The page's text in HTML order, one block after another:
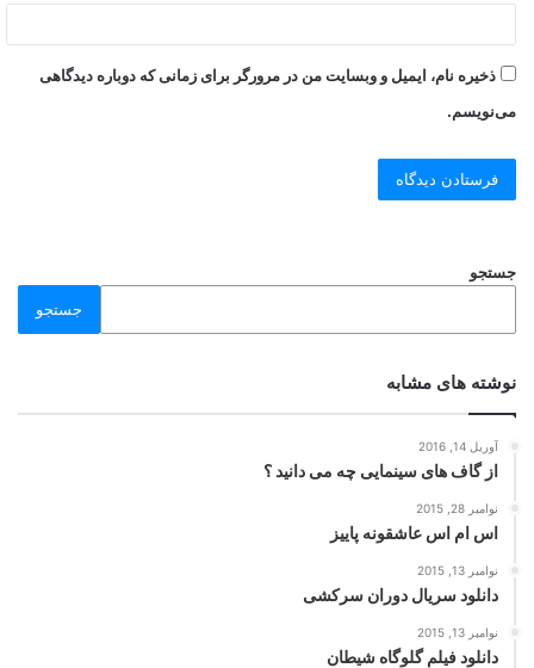
ذخیره نام، ایمیل و وبسایت من در مرورگر برای زمانی که دوباره دیدگاهی
می‌نویسم.
جستجو
جستجو
نوشته های مشابه
آوریل 14, 2016
از گاف های سینمایی چه می دانید ؟
نوامبر 28, 2015
اس ام اس عاشقونه پاییز
نوامبر 13, 2015
دانلود سریال دوران سرکشی
نوامبر 13, 2015
دانلود فیلم گلوگاه شیطان